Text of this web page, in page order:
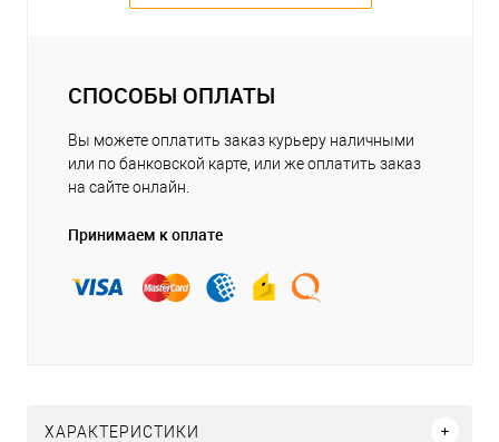
СПОСОБЫ ОПЛАТЫ
Вы можете оплатить заказ курьеру наличными
или по банковской карте, или же оплатить заказ
на сайте онлайн.
Принимаем к оплате
ХАРАКТЕРИСТИКИ